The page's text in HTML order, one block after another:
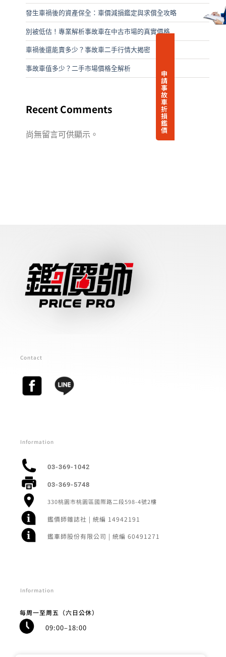
申
請
事
故
車
折
損
鑑
價
發生車禍後的資產保全：車價減損鑑定與求償全攻略
別被低估！專業解析事故車在中古市場的真實價格
車禍後還能賣多少？事故車二手行情大揭密
事故車值多少？二手市場價格全解析
Recent Comments
尚無留言可供顯示。
Contact
Information
03-369-1042
03-369-5748
330桃園市桃園區國際路二段598-4號2樓
鑑價師雜誌社 | 統編 14942191
鑑車師股份有限公司 | 統編 60491271
Information
每周一至周五（六日公休）
09:00–18:00